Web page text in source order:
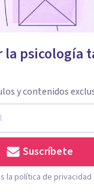
la psicología
y contenidos
Suscríbete
la política de privacidad